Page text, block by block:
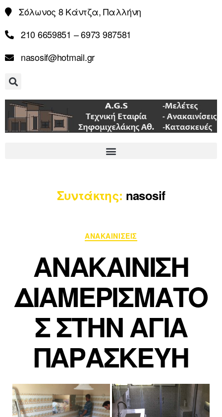
Σόλωνος 8 Κάντζα, Παλλήνη
210 6659851 – 6973 987581
nasosif@hotmail.gr
Συντάκτης: nasosif
ΑΝΑΚΑΙΝΙΣΕΙΣ
ΑΝΑΚΑΙΝΙΣΗ
ΔΙΑΜΕΡΙΣΜΑΤΟ
Σ ΣΤΗΝ ΑΓΙΑ
ΠΑΡΑΣΚΕΥΗ